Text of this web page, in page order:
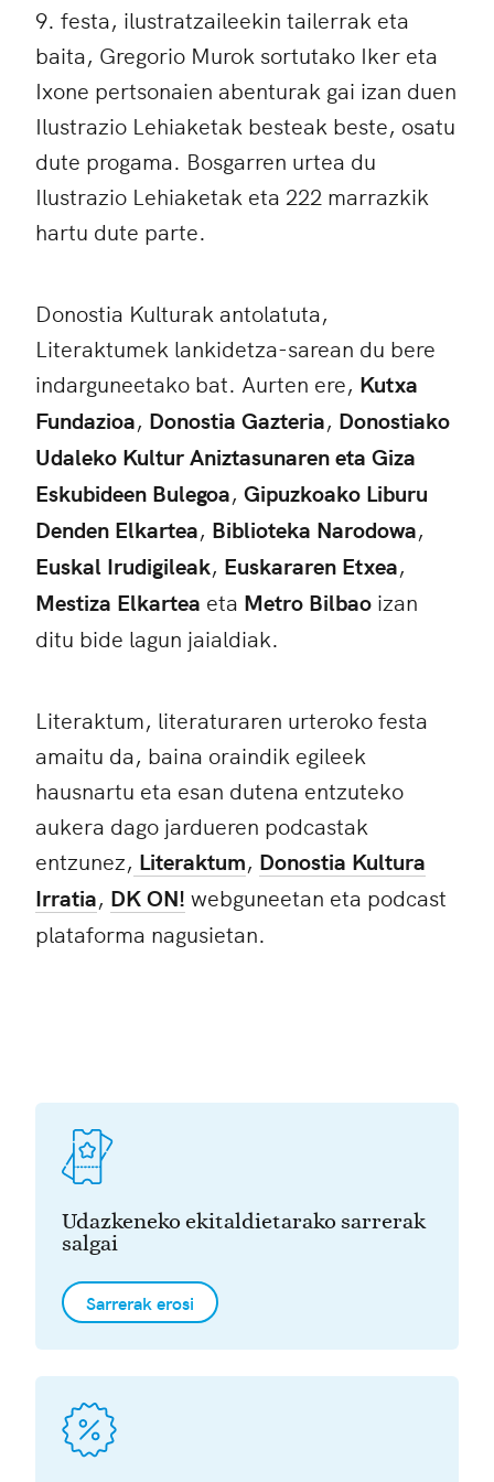
9. festa, ilustratzaileekin tailerrak eta
baita, Gregorio Murok sortutako Iker eta
Ixone pertsonaien abenturak gai izan duen
Ilustrazio Lehiaketak besteak beste, osatu
dute progama. Bosgarren urtea du
Ilustrazio Lehiaketak eta 222 marrazkik
hartu dute parte.
Donostia Kulturak antolatuta,
Literaktumek lankidetza-sarean du bere
indarguneetako bat. Aurten ere, Kutxa
Fundazioa, Donostia Gazteria, Donostiako
Udaleko Kultur Aniztasunaren eta Giza
Eskubideen Bulegoa, Gipuzkoako Liburu
Denden Elkartea, Biblioteka Narodowa,
Euskal Irudigileak, Euskararen Etxea,
Mestiza Elkartea eta Metro Bilbao izan
ditu bide lagun jaialdiak.
Literaktum, literaturaren urteroko festa
amaitu da, baina oraindik egileek
hausnartu eta esan dutena entzuteko
aukera dago jardueren podcastak
entzunez, Literaktum, Donostia Kultura
Irratia, DK ON! webguneetan eta podcast
plataforma nagusietan.
Udazkeneko ekitaldietarako sarrerak
salgai
Sarrerak erosi